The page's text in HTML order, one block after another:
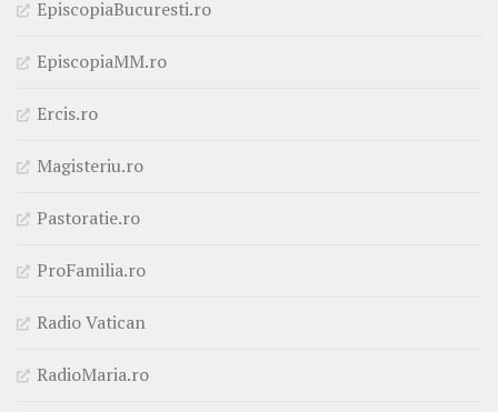
EpiscopiaBucuresti.ro
EpiscopiaMM.ro
Ercis.ro
Magisteriu.ro
Pastoratie.ro
ProFamilia.ro
Radio Vatican
RadioMaria.ro